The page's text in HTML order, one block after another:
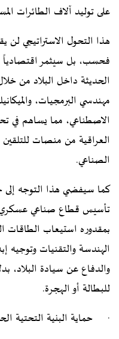
على توليد آلاف الطائرات
هذا التحول الاستراتيجي لن
فحسب، بل سيثمر اقتصادياً
الحديثة داخل البلاد من
مهندسي البرمجيات،
الاصطناعي، مما يساهم في
العراقية من منصات للتلقين
الصناعي.
كما سيفضي هذا التوجه
تأسيس قطاع صناعي عسكري
بمقدوره استيعاب الطاقات
الهندسة والتقنيات وتوجيه
والدفاع عن سيادة البلاد،
للبطالة أو الهجرة.
· حماية البنية التحتية